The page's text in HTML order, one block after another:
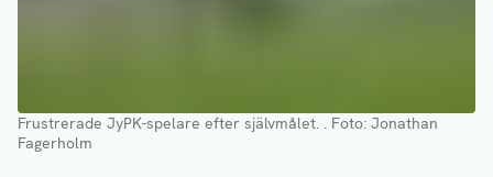
Frustrerade JyPK-spelare efter självmålet.
. Foto: Jonathan
Fagerholm